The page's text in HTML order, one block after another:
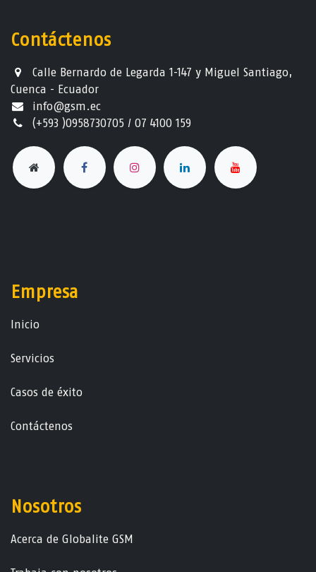
Contáctenos
Calle Bernardo de Legarda 1-147 y Miguel Santiago,
Cuenca - Ecuador
info@gsm.ec​
(+593 )0958730705 / 07 4100 159
Empresa
Ini​ci​o
Servicios
Casos de éxito
Contáctenos
Nosotros
Acerca de Globalite GSM